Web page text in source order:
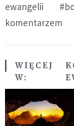
ewangelii
komentarzem
WIĘCEJ
W: